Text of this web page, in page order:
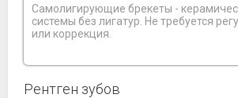
Самолигирующие брекеты -
системы без лигатур. Не требуется регулярная замена
или коррекция.
Рентген зубов